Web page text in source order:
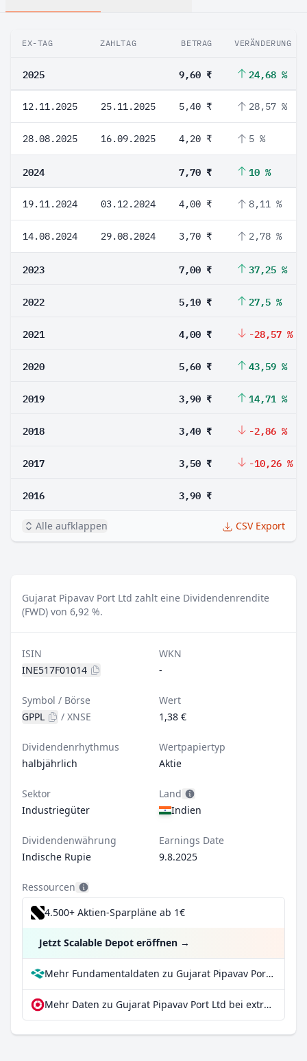
EX-TAG ZAHLTAG BETRAG VERÄNDERUNG
2025 9,60 ₹ 24,68 %
12.11.2025 25.11.2025 5,40 ₹ 28,57 %
28.08.2025 16.09.2025 4,20 ₹ 5 %
2024 7,70 ₹ 10 %
19.11.2024 03.12.2024 4,00 ₹ 8,11 %
14.08.2024 29.08.2024 3,70 ₹ 2,78 %
2023 7,00 ₹ 37,25 %
2022 5,10 ₹ 27,5 %
2021 4,00 ₹ -28,57 %
2020 5,60 ₹ 43,59 %
2019 3,90 ₹ 14,71 %
2018 3,40 ₹ -2,86 %
2017 3,50 ₹ -10,26 %
2016 3,90 ₹
Alle aufklappen CSV Export
Gujarat Pipavav Port Ltd zahlt eine Dividendenrendite
(FWD) von 6,92 %.
ISIN
INE517F01014
WKN
-
Symbol / Börse
GPPL
/ XNSE
Wert
1,38 €
Dividendenrhythmus
halbjährlich
Wertpapiertyp
Aktie
Sektor
Industriegüter
Land
Indien
Dividendenwährung
Indische Rupie
Earnings Date
9.8.2025
Ressourcen
4.500+ Aktien-Sparpläne ab 1€
Jetzt Scalable Depot eröffnen →
Mehr Fundamentaldaten zu Gujarat Pipavav Port Ltd bei Parqet
Mehr Daten zu Gujarat Pipavav Port Ltd bei extraETF